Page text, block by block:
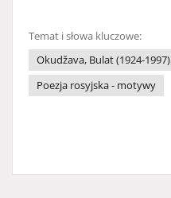
Temat i słowa kluczowe:
Okudžava, Bulat (1924-1997)
Poezja rosyjska - motywy